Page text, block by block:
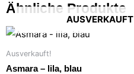
Ähnliche Produkte
AUSVERKAUFT
Ausverkauft!
Asmara – lila, blau